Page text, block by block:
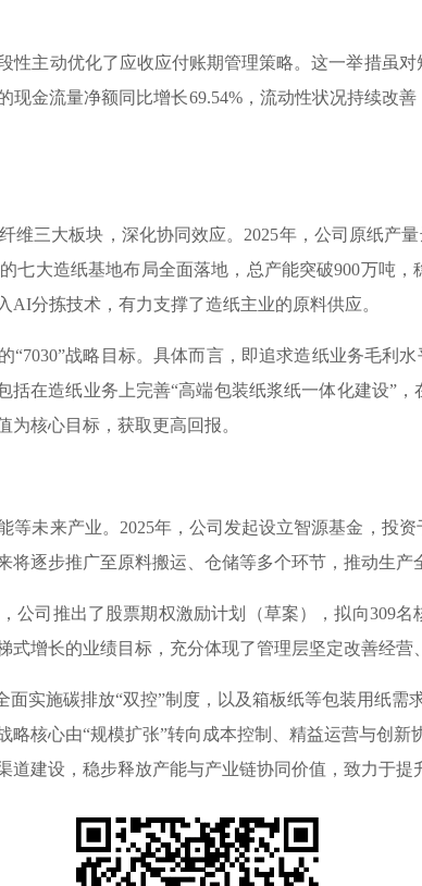
主动优化了应收应付账期管理策略。这一举措虽对
现金流量净额同比增长69.54%，流动性状况持续改
大板块，深化协同效应。2025年，公司原纸产量
七大造纸基地布局全面落地，总产能突破900万吨
分拣技术，有力支撑了造纸主业的原料供应。
战略目标。具体而言，即追求造纸业务毛利
在造纸业务上完善“高端包装纸浆纸一体化建设”
核心目标，获取更高回报。
来产业。2025年，公司发起设立智源基金，投资
逐步推广至原料搬运、仓储等多个环节，推动生产
司推出了股票期权激励计划（草案），拟向309名
式增长的业绩目标，充分体现了管理层坚定改善经营
面实施碳排放“双控”制度，以及箱板纸等包装用纸
核心由“规模扩张”转向成本控制、精益运营与创
建设，稳步释放产能与产业链协同价值，致力于